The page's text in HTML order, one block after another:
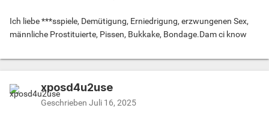
Ich liebe ***sspiele, Demütigung, Erniedrigung, erzwungenen Sex,
männliche Prostituierte, Pissen, Bukkake, Bondage.Dam ci know
xposd4u2use
Geschrieben Juli 16, 2025